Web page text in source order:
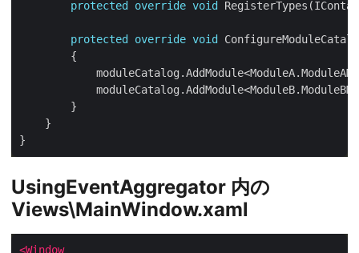
protected override void
protected override void
UsingEventAggregator 内の
Views\MainWindow.xaml
<Window